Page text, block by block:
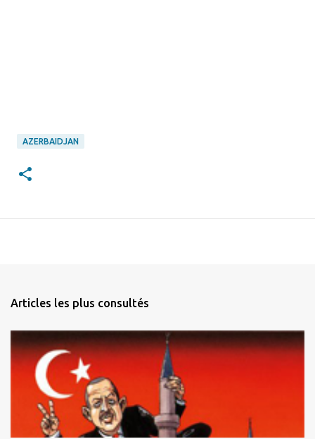
AZERBAIDJAN
Articles les plus consultés